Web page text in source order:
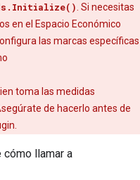
. Si necesitas
en el Espacio Económico
las marcas específicas
toma las medidas
de hacerlo antes de
llamar a